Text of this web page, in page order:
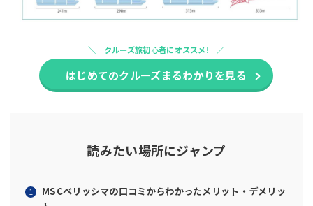
クルーズ旅初心者にオススメ!
はじめてのクルーズまるわかりを見る
読みたい場所にジャンプ
MSCベリッシマの口コミからわかったメリット・デメリッ